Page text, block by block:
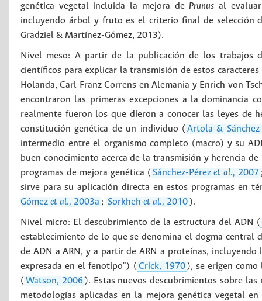
genética vegetal incluida la mejora de Prunus al
incluyendo árbol y fruto es el criterio final de selección
Gradziel & Martínez-Gómez, 2013).
Nivel meso: A partir de la publicación de los trabajos
científicos para explicar la transmisión de estos
Holanda, Carl Franz Correns en Alemania y Enrich von
encontraron las primeras excepciones a la dominancia
realmente fueron los que dieron a conocer las leyes de
constitución genética de un individuo ( Artola &
intermedio entre el organismo completo (macro) y su
buen conocimiento acerca de la transmisión y herencia
programas de mejora genética ( Sánchez-Pérezet al., 2007
sirve para su aplicación directa en estos programas en
Gómez et al., 2003a ; Sorkheh et al., 2010 ).
Nivel micro: El descubrimiento de la estructura del ADN (
establecimiento de lo que se denomina el dogma
de ADN a ARN, y a partir de ARN a proteínas,
expresada en el fenotipo") ( Crick, 1970 ), se erigen
( Watson, 2006 ). Estas nuevos descubrimientos sobre
metodologías aplicadas en la mejora genética vegetal